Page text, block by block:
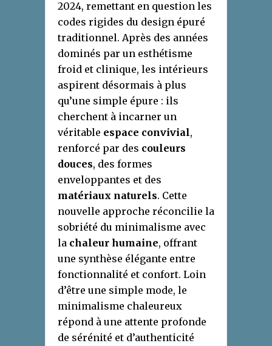
2024, remettant en question les
codes rigides du design épuré
traditionnel. Après des années
dominés par un esthétisme
froid et clinique, les intérieurs
aspirent désormais à plus
qu’une simple épure : ils
cherchent à incarner un
véritable espace convivial,
renforcé par des couleurs
douces, des formes
enveloppantes et des
matériaux naturels. Cette
nouvelle approche réconcilie la
sobriété du minimalisme avec
la chaleur humaine, offrant
une synthèse élégante entre
fonctionnalité et confort. Loin
d’être une simple mode, le
minimalisme chaleureux
répond à une attente profonde
de sérénité et d’authenticité